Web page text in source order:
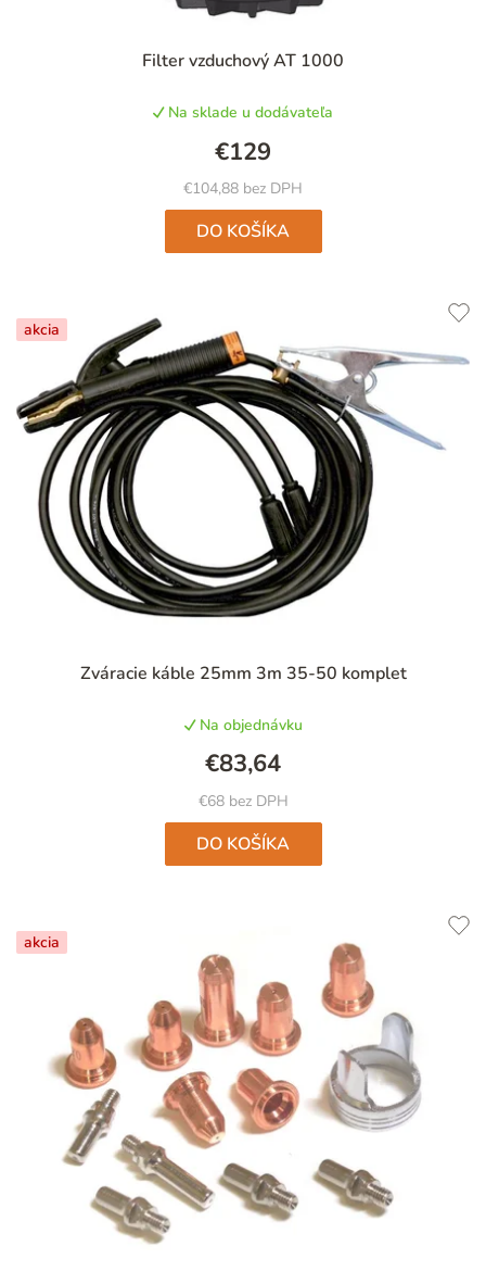
Filter vzduchový AT 1000
Na sklade u dodávateľa
€104,88 bez DPH
€129
DO KOŠÍKA
akcia
Zváracie káble 25mm 3m 35-50 komplet
hodnotenie
je
5,0
z
5
hviezdičiek.
Na objednávku
€68 bez DPH
€83,64
DO KOŠÍKA
akcia